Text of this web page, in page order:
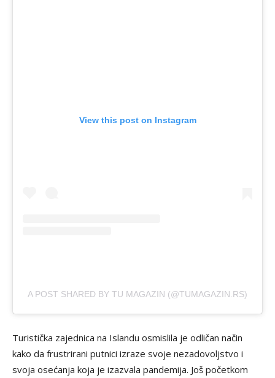
View this post on Instagram
A POST SHARED BY TU MAGAZIN (@TUMAGAZIN.RS)
Turistička zajednica na Islandu osmislila je odličan način
kako da frustrirani putnici izraze svoje nezadovoljstvo i
svoja osećanja koja je izazvala pandemija. Još početkom